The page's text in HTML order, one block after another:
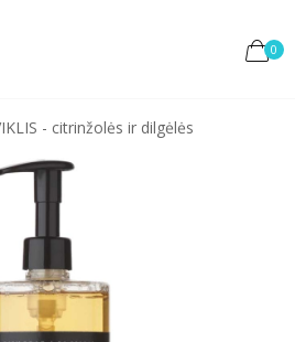
0
- citrinžolės ir dilgėlės